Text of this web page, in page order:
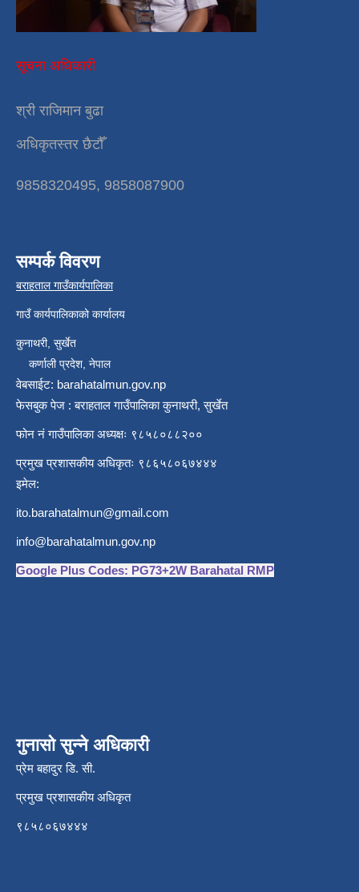
सूचना अधिकारी
श्री राजिमान बुढा
अधिकृतस्तर छैटौँ
9858320495, 9858087900
सम्पर्क विवरण
बराहताल गाउँकार्यपालिका
गाउँ कार्यपालिकाको कार्यालय
कुनाथरी, सुर्खेत
कर्णाली प्रदेश, नेपाल
वेबसाईट: barahatalmun.gov.np
फेसबुक पेज : बराहताल गाउँपालिका कुनाथरी, सुर्खेत
फोन नं गाउँपालिका अध्यक्षः ९८५८०८८२००
प्रमुख प्रशासकीय अधिकृतः ९८६५८०६७४४४
इमेल:
ito.barahatalmun@gmail.com
info@barahatalmun.gov.np
Google Plus Codes: PG73+2W Barahatal RMP
गुनासो सुन्ने अधिकारी
प्रेम बहादुर डि. सी.
प्रमुख प्रशासकीय अधिकृत
९८५८०६७४४४